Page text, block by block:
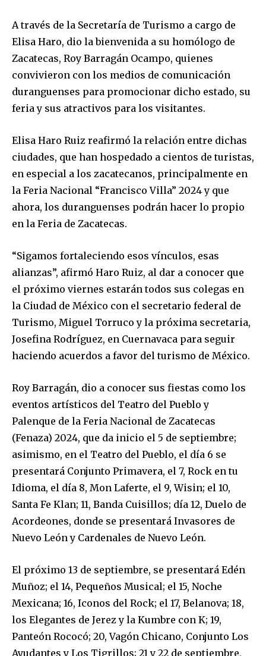
A través de la Secretaría de Turismo a cargo de
Elisa Haro, dio la bienvenida a su homólogo de
Zacatecas, Roy Barragán Ocampo, quienes
convivieron con los medios de comunicación
duranguenses para promocionar dicho estado, su
feria y sus atractivos para los visitantes.
Elisa Haro Ruiz reafirmó la relación entre dichas
ciudades, que han hospedado a cientos de turistas,
en especial a los zacatecanos, principalmente en
la Feria Nacional “Francisco Villa” 2024 y que
ahora, los duranguenses podrán hacer lo propio
en la Feria de Zacatecas.
“Sigamos fortaleciendo esos vínculos, esas
alianzas”, afirmó Haro Ruiz, al dar a conocer que
el próximo viernes estarán todos sus colegas en
la Ciudad de México con el secretario federal de
Turismo, Miguel Torruco y la próxima secretaria,
Josefina Rodríguez, en Cuernavaca para seguir
haciendo acuerdos a favor del turismo de México.
Roy Barragán, dio a conocer sus fiestas como los
eventos artísticos del Teatro del Pueblo y
Palenque de la Feria Nacional de Zacatecas
(Fenaza) 2024, que da inicio el 5 de septiembre;
asimismo, en el Teatro del Pueblo, el día 6 se
presentará Conjunto Primavera, el 7, Rock en tu
Idioma, el día 8, Mon Laferte, el 9, Wisin; el 10,
Santa Fe Klan; 11, Banda Cuisillos; día 12, Duelo de
Acordeones, donde se presentará Invasores de
Nuevo León y Cardenales de Nuevo León.
El próximo 13 de septiembre, se presentará Edén
Muñoz; el 14, Pequeños Musical; el 15, Noche
Mexicana; 16, Iconos del Rock; el 17, Belanova; 18,
los Elegantes de Jerez y la Kumbre con K; 19,
Panteón Rococó; 20, Vagón Chicano, Conjunto Los
Ayudantes y Los Tigrillos; 21 y 22 de septiembre,